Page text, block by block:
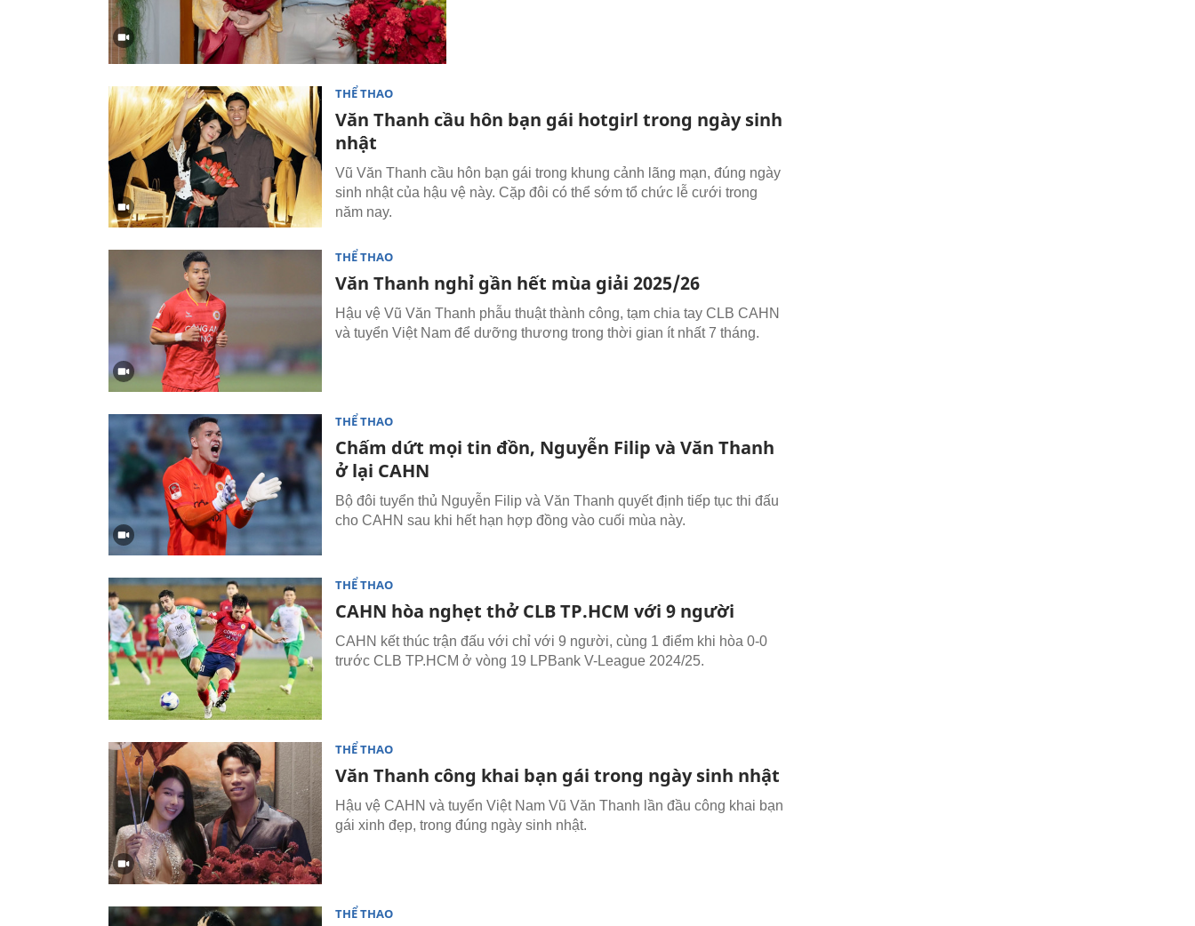
THỂ THAO
Văn Thanh cầu hôn bạn gái hotgirl trong ngày sinh
nhật
Vũ Văn Thanh cầu hôn bạn gái trong khung cảnh lãng mạn, đúng ngày
sinh nhật của hậu vệ này. Cặp đôi có thể sớm tổ chức lễ cưới trong
năm nay.
THỂ THAO
Văn Thanh nghỉ gần hết mùa giải 2025/26
Hậu vệ Vũ Văn Thanh phẫu thuật thành công, tạm chia tay CLB CAHN
và tuyển Việt Nam để dưỡng thương trong thời gian ít nhất 7 tháng.
THỂ THAO
Chấm dứt mọi tin đồn, Nguyễn Filip và Văn Thanh
ở lại CAHN
Bộ đôi tuyển thủ Nguyễn Filip và Văn Thanh quyết định tiếp tục thi đấu
cho CAHN sau khi hết hạn hợp đồng vào cuối mùa này.
THỂ THAO
CAHN hòa nghẹt thở CLB TP.HCM với 9 người
CAHN kết thúc trận đấu với chỉ với 9 người, cùng 1 điểm khi hòa 0-0
trước CLB TP.HCM ở vòng 19 LPBank V-League 2024/25.
THỂ THAO
Văn Thanh công khai bạn gái trong ngày sinh nhật
Hậu vệ CAHN và tuyển Việt Nam Vũ Văn Thanh lần đầu công khai bạn
gái xinh đẹp, trong đúng ngày sinh nhật.
THỂ THAO